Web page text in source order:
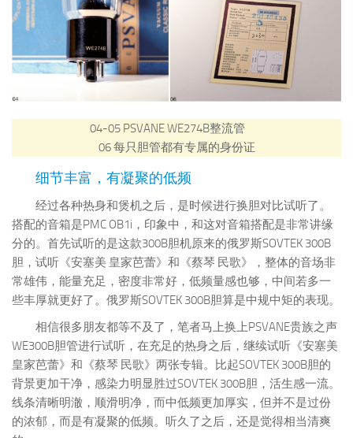
04-05 PSVANE WE274B整流管
06每只胆管都有专属的身份证
细节丰富，有凝聚的低频
经过各种热身和煲机之后，是时候进行换胆对比试听了。
搭配的音箱是PMC OB1i，印象中，和这对音箱搭配是非常讲缘
分的。首先试听的是这款300B胆机原来的俄罗斯SOVTEK 300B
胆，试听《安塞美 皇家芭蕾》和《蔡琴 民歌》，整体的音场非
常雄伟，能量充足，密度非常好，低频量感也够，中间若多一
些丰厚就更好了。俄罗斯SOVTEK 300B胆算是中规中矩的表现。
相信很多朋友都等不及了，笔者马上换上PSVANE贵族之声
WE300B胆管进行试听，在充足的热身之后，继续试听《安塞美
皇家芭蕾》和《蔡琴 民歌》两张专辑。比起SOVTEK 300B胆的
背景更加干净，感染力明显胜过SOVTEK 300B胆，活生感一流。
线条清晰明澈，顺滑明净，而中低频更加厚实，但并不是过份
的浓郁，而是有凝聚的低频。听久了之后，还是觉得相当清爽